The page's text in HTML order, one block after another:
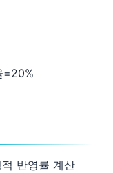
=20%
반영률 계산